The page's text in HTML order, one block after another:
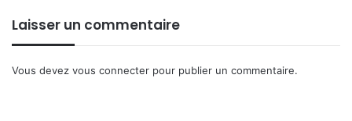
Laisser un commentaire
Vous devez vous connecter pour publier un commentaire.